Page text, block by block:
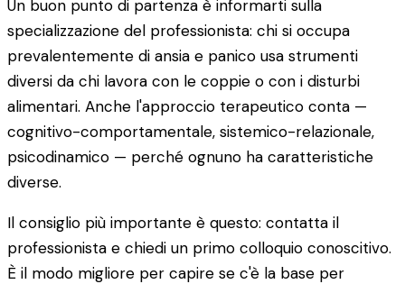
Un buon punto di partenza è informarti sulla
specializzazione del professionista: chi si occupa
prevalentemente di ansia e panico usa strumenti
diversi da chi lavora con le coppie o con i disturbi
alimentari. Anche l'approccio terapeutico conta —
cognitivo-comportamentale, sistemico-relazionale,
psicodinamico — perché ognuno ha caratteristiche
diverse.
Il consiglio più importante è questo: contatta il
professionista e chiedi un primo colloquio conoscitivo.
È il modo migliore per capire se c'è la base per